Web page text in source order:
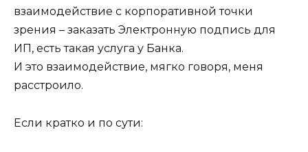
взаимодействие с корпоративной точки
зрения – заказать Электронную подпись для
ИП, есть такая услуга у Банка.
И это взаимодействие, мягко говоря, меня
расстроило.
Если кратко и по сути: